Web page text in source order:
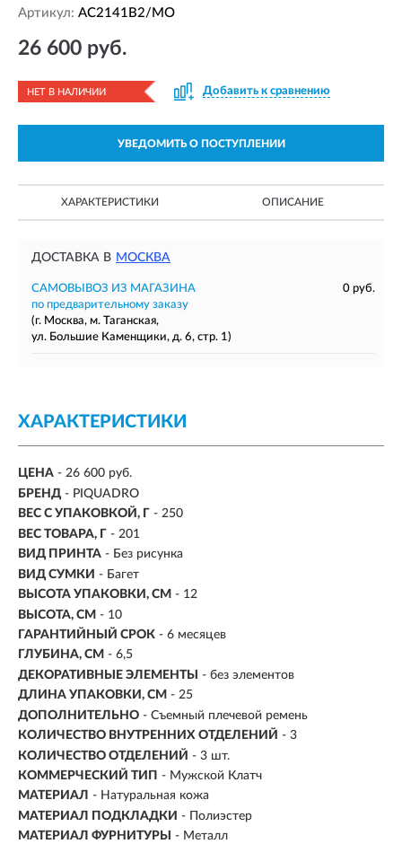
Артикул: AC2141B2/MO
26 600 руб.
НЕТ В НАЛИЧИИ Добавить к сравнению
УВЕДОМИТЬ О ПОСТУПЛЕНИИ
ХАРАКТЕРИСТИКИ ОПИСАНИЕ
ДОСТАВКА В МОСКВА
САМОВЫВОЗ ИЗ МАГАЗИНА
0 руб.
по предварительному заказу
(г. Москва, м. Таганская,
ул. Большие Каменщики, д. 6, стр. 1)
ХАРАКТЕРИСТИКИ
ЦЕНА - 26 600 руб.
БРЕНД - PIQUADRO
ВЕС С УПАКОВКОЙ, Г - 250
ВЕС ТОВАРА, Г - 201
ВИД ПРИНТА - Без рисунка
ВИД СУМКИ - Багет
ВЫСОТА УПАКОВКИ, СМ - 12
ВЫСОТА, СМ - 10
ГАРАНТИЙНЫЙ СРОК - 6 месяцев
ГЛУБИНА, СМ - 6,5
ДЕКОРАТИВНЫЕ ЭЛЕМЕНТЫ
- без элементов
ДЛИНА УПАКОВКИ, СМ - 25
ДОПОЛНИТЕЛЬНО - Съемный плечевой ремень
КОЛИЧЕСТВО ВНУТРЕННИХ ОТДЕЛЕНИЙ - 3
КОЛИЧЕСТВО ОТДЕЛЕНИЙ - 3 шт.
КОММЕРЧЕСКИЙ ТИП - Мужской Клатч
МАТЕРИАЛ - Натуральная кожа
МАТЕРИАЛ ПОДКЛАДКИ - Полиэстер
МАТЕРИАЛ ФУРНИТУРЫ
- Металл